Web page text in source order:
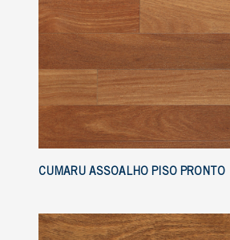
CUMARU ASSOALHO PISO PRONTO